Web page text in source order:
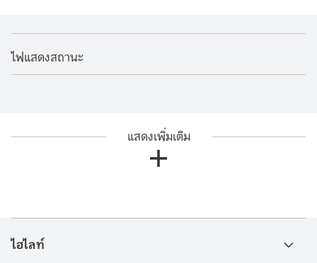
ไฟแสดงสถานะ
แสดงเพิ่มเติม
ไฮไลท์